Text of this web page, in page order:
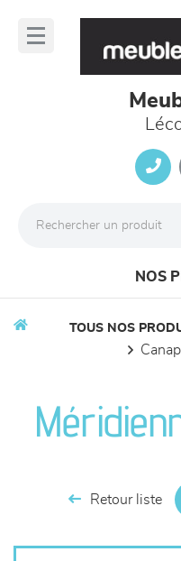
NOS
séjours
chambres et
TOUS NOS
Retour liste